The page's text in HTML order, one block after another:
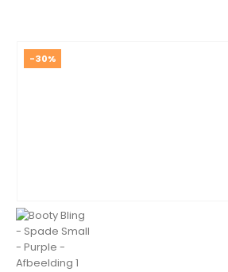
-30%